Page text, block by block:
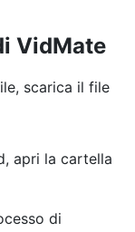
VidMate
scarica il file
apri la cartella
di